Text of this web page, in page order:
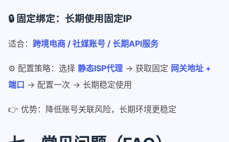
🔒 固定绑定：长期使用固定IP
适合： 跨境电商 / 社媒账号 / 长期API服务
⚙️ 配置策略：选择 静态ISP代理 → 获取固定 网关地址 +
端口 → 配置一次 → 长期稳定使用
👉 优势：降低账号关联风险，长期环境更稳定